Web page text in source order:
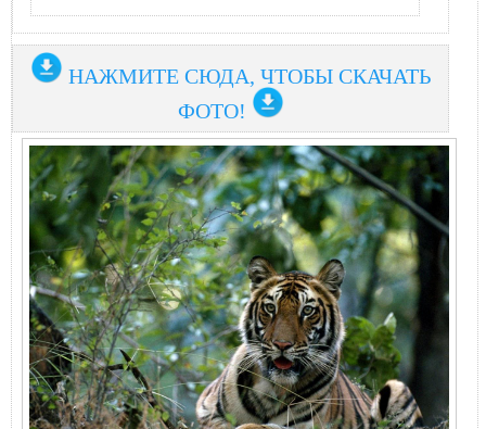
НАЖМИТЕ СЮДА, ЧТОБЫ СКАЧАТЬ
ФОТО!